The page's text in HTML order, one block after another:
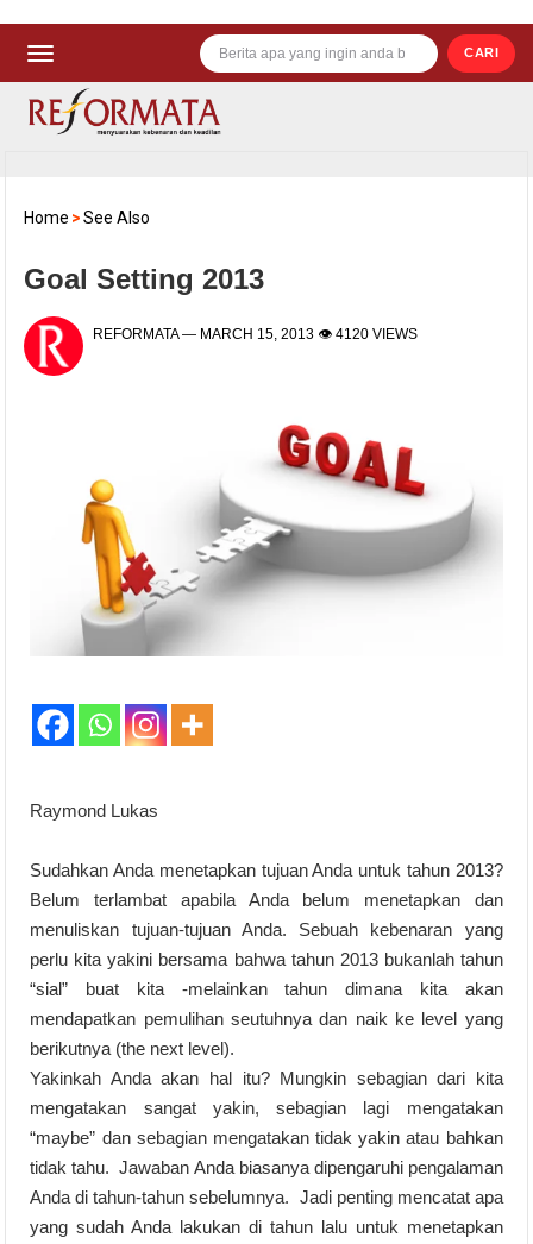
CARI
Home > See Also
Goal Setting 2013
REFORMATA— MARCH 15, 2013 👁 4120 VIEWS
Raymond Lukas
Sudahkan Anda menetapkan tujuan Anda untuk tahun 2013?
Belum terlambat apabila Anda belum menetapkan dan
menuliskan tujuan-tujuan Anda. Sebuah kebenaran yang
perlu kita yakini bersama bahwa tahun 2013 bukanlah tahun
“sial” buat kita -melainkan tahun dimana kita akan
mendapatkan pemulihan seutuhnya dan naik ke level yang
berikutnya (the next level).
Yakinkah Anda akan hal itu? Mungkin sebagian dari kita
mengatakan sangat yakin, sebagian lagi mengatakan
“maybe” dan sebagian mengatakan tidak yakin atau bahkan
tidak tahu. Jawaban Anda biasanya dipengaruhi pengalaman
Anda di tahun-tahun sebelumnya. Jadi penting mencatat apa
yang sudah Anda lakukan di tahun lalu untuk menetapkan